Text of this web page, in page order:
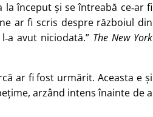
început și se întreabă ce‑ar fi
ar fi scris despre războiul din
avut niciodată.” The New York
ar fi fost urmărit. Aceasta e și
arzând intens înainte de a